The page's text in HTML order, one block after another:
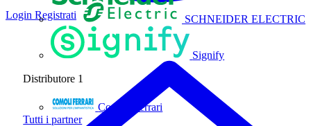
SCHNEIDER ELECTRIC
Signify
Distributore 1
Comoli Ferrari
Tutti i partner
Login Registrati